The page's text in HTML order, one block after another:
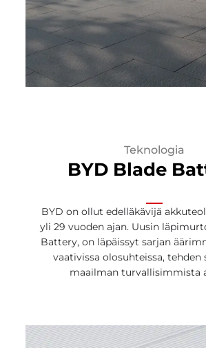
Teknologia
BYD Blade
BYD on ollut edelläkävijä
yli 29 vuoden ajan. Uusin
Battery, on läpäissyt sarjan
vaativissa olosuhteissa, tehden
maailman turvallisimmista